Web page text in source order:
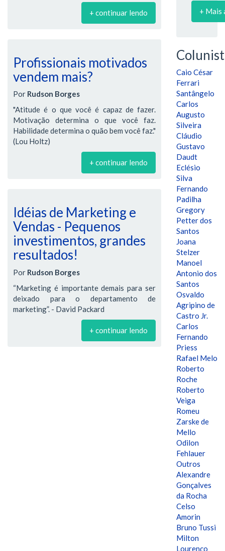
+ continuar lendo
Profissionais motivados
vendem mais?
Por Rudson Borges
"Atitude é o que você é capaz de fazer.
Motivação determina o que você faz.
Habilidade determina o quão bem você faz."
(Lou Holtz)
+ continuar lendo
Idéias de Marketing e
Vendas - Pequenos
investimentos, grandes
resultados!
Por Rudson Borges
“Marketing é importante demais para ser
deixado para o departamento de
marketing”. - David Packard
+ continuar lendo
+ Mais
Caio César
Ferrari
Santângelo
Carlos
Augusto
Silveira
Cláudio
Gustavo
Daudt
Eclésio
Silva
Fernando
Padilha
Gregory
Petter dos
Santos
Joana
Stelzer
Manoel
Antonio dos
Santos
Osvaldo
Agripino de
Castro Jr.
Carlos
Fernando
Priess
Rafael Melo
Roberto
Roche
Roberto
Veiga
Romeu
Zarske de
Mello
Odilon
Fehlauer
Outros
Alexandre
Gonçalves
da Rocha
Celso
Amorin
Bruno Tussi
Milton
Lourenço